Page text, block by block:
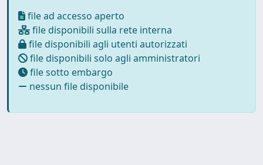
file ad accesso aperto
file disponibili sulla rete interna
file disponibili agli utenti autorizzati
file disponibili solo agli amministratori
file sotto embargo
nessun file disponibile